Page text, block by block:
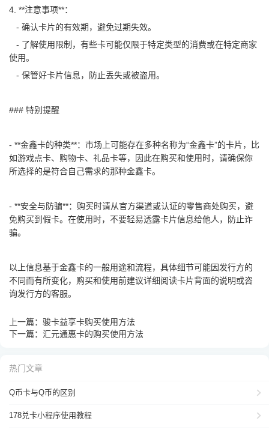
4. **注意事项**：
- 确认卡片的有效期，避免过期失效。
- 了解使用限制，有些卡可能仅限于特定类型的消费或在特定商家
使用。
- 保管好卡片信息，防止丢失或被盗用。
### 特别提醒
- **金鑫卡的种类**：市场上可能存在多种名称为“金鑫卡”的卡片，比
如游戏点卡、购物卡、礼品卡等，因此在购买和使用时，请确保你
所选择的是符合自己需求的那种金鑫卡。
- **安全与防骗**：购买时请从官方渠道或认证的零售商处购买，避
免购买到假卡。在使用时，不要轻易透露卡片信息给他人，防止诈
骗。
以上信息基于金鑫卡的一般用途和流程，具体细节可能因发行方的
不同而有所变化，购买和使用前建议详细阅读卡片背面的说明或咨
询发行方的客服。
上一篇： 骏卡益享卡购买使用方法
下一篇： 汇元通惠卡的购买使用方法
热门文章
Q币卡与Q币的区别
178兑卡小程序使用教程